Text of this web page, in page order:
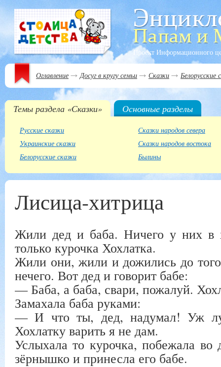
Проект Информационного
Оглавление Досуг в кругу семьи Сказки Белорусские
Темы раздела «Сказки» Основные разделы
Русские сказки
Украинские сказки
Белорусские сказки
Сказки народов севера
Сказки народов востока
Былины
Лисица-хитрица
Жили дед и баба. Ничего у них в
только курочка Хохлатка.
Жили они, жили и дожились до
нечего. Вот дед и говорит бабе:
— Баба, а баба, свари, пожалуй.
Замахала баба руками:
— И что ты, дед, надумал! Уж
Хохлатку варить я не дам.
Услыхала то курочка, побежала
зёрнышко и принесла его бабе.